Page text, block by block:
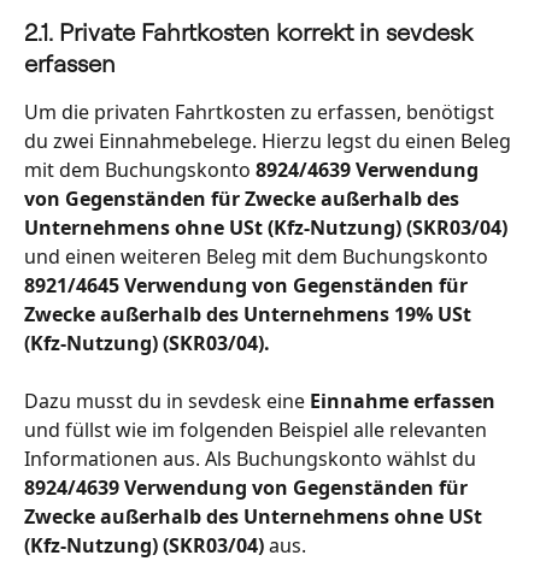
2.1. Private Fahrtkosten korrekt in sevdesk
erfassen
Um die privaten Fahrtkosten zu erfassen, benötigst
du zwei Einnahmebelege. Hierzu legst du einen Beleg
mit dem Buchungskonto 8924/4639 Verwendung
von Gegenständen für Zwecke außerhalb des
Unternehmens ohne USt (Kfz-Nutzung) (SKR03/04)
und einen weiteren Beleg mit dem Buchungskonto
8921/4645 Verwendung von Gegenständen für
Zwecke außerhalb des Unternehmens 19% USt
(Kfz-Nutzung) (SKR03/04).
Dazu musst du in sevdesk eine Einnahme erfassen
und füllst wie im folgenden Beispiel alle relevanten
Informationen aus. Als Buchungskonto wählst du
8924/4639 Verwendung von Gegenständen für
Zwecke außerhalb des Unternehmens ohne USt
(Kfz-Nutzung) (SKR03/04) aus.